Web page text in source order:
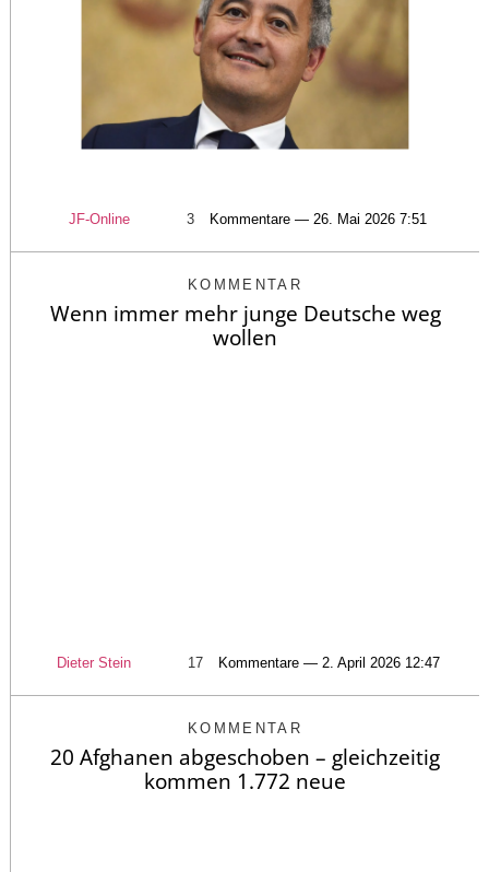
JF-Online 3 Kommentare — 26. Mai 2026 7:51
KOMMENTAR
Wenn immer mehr junge Deutsche weg
wollen
Dieter Stein 17 Kommentare — 2. April 2026 12:47
KOMMENTAR
20 Afghanen abgeschoben – gleichzeitig
kommen 1.772 neue